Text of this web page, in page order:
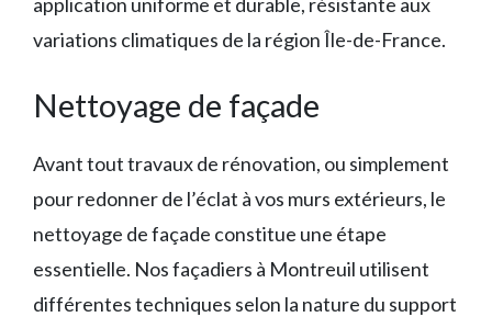
variations climatiques de la région Île-de-France.
Nettoyage de façade
Avant tout travaux de rénovation, ou simplement
pour redonner de l’éclat à vos murs extérieurs, le
nettoyage de façade constitue une étape
essentielle. Nos façadiers à Montreuil utilisent
différentes techniques selon la nature du support